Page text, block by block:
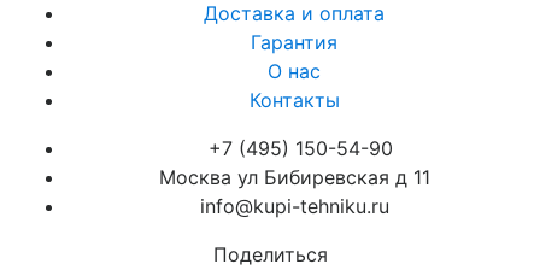
Доставка и оплата
Гарантия
О нас
Контакты
+7 (495) 150-54-90
Москва ул Бибиревская д 11
info@kupi-tehniku.ru
Поделиться